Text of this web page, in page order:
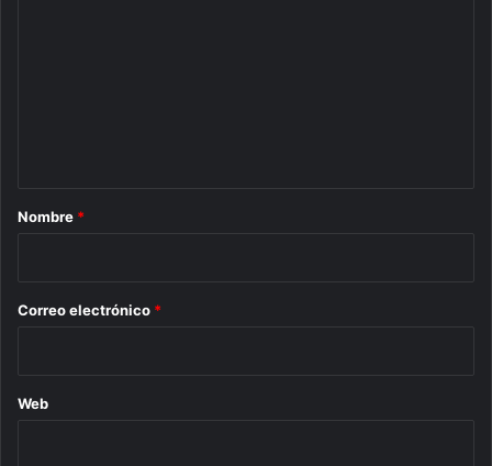
r
*
Nombre *
Correo electrónico *
Web